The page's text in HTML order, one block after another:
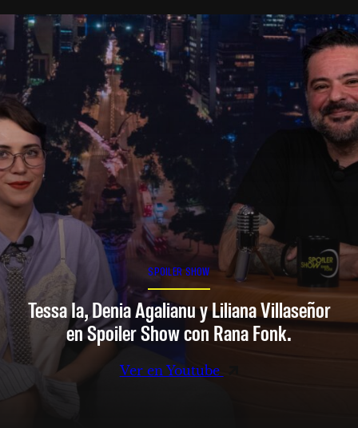
SPOILER SHOW
Tessa Ia, Denia Agalianu y Liliana Villaseñor
en Spoiler Show con Rana Fonk.
Ver en Youtube